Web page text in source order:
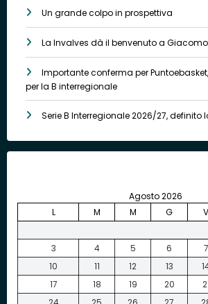
Un grande colpo in prospettiva
La Invalves dà il benvenuto a
Importante conferma per
per la B interregionale
Serie B Interregionale 2026/27, definito
Agosto 2026
L
M M G V
3
4 5 6 7
10
11 12 13
17
18 19 20